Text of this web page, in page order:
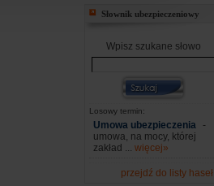
Słownik ubezpieczeniowy
Wpisz szukane słowo
Losowy termin:
Umowa ubezpieczenia
-
umowa, na mocy, której
zakład ... więcej»
przejdź do listy haseł